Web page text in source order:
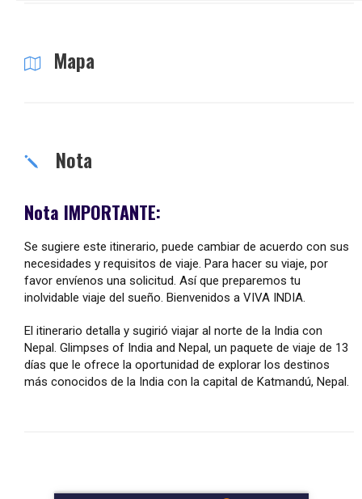
Mapa
Nota
Nota IMPORTANTE:
Se sugiere este itinerario, puede cambiar de acuerdo con sus
necesidades y requisitos de viaje. Para hacer su viaje, por
favor envíenos una solicitud. Así que preparemos tu
inolvidable viaje del sueño. Bienvenidos a VIVA INDIA.
El itinerario detalla y sugirió viajar al norte de la India con
Nepal. Glimpses of India and Nepal, un paquete de viaje de 13
días que le ofrece la oportunidad de explorar los destinos
más conocidos de la India con la capital de Katmandú, Nepal.